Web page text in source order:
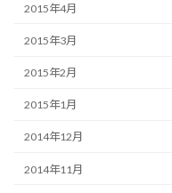
2015年4月
2015年3月
2015年2月
2015年1月
2014年12月
2014年11月